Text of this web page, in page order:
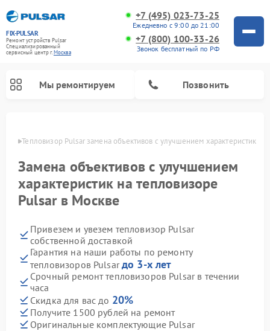
FIX-PULSAR
Ремонт устройств Pulsar
Специализированный
cервисный центр г.Москва
+7 (495) 023-73-25
Ежедневно с 9:00 до 21:00
+7 (800) 100-33-26
Звонок бесплатный по РФ
Мы ремонтируем Позвонить
Тепловизор Pulsar замена объективов с улучшением характеристик
Замена объективов с улучшением
характеристик на тепловизоре
Pulsar в Москве
Привезем и увезем тепловизор Pulsar
собственной доставкой
Гарантия на наши работы по ремонту
тепловизоров Pulsarдо 3-х лет
Срочный ремонт тепловизоров Pulsar в течении
часа
Скидка для вас до 20%
Получите 1500 рублей на ремонт
Оригинальные комплектующие Pulsar